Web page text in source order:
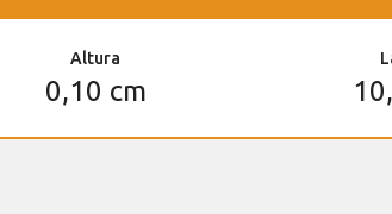
Altura
0,10 cm